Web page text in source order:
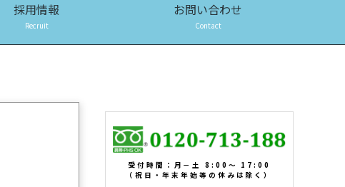
採用情報
Recruit
お問い合わせ
Contact
受付時間：月－土 8:00～ 17:00
（祝日・年末年始等の休みは除く）